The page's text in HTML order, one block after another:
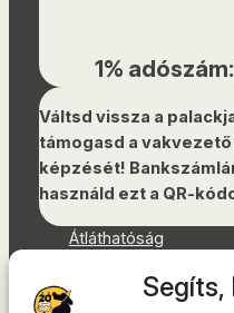
Segíts,
1%
Váltsd vissza a
támogasd a
képzését!
használd ezt a QR-
Átláthatóság
Akadálymentességi